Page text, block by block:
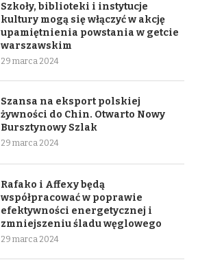
Szkoły, biblioteki i instytucje
kultury mogą się włączyć w akcję
upamiętnienia powstania w getcie
warszawskim
29 marca 2024
Szansa na eksport polskiej
żywności do Chin. Otwarto Nowy
Bursztynowy Szlak
29 marca 2024
Rafako i Affexy będą
współpracować w poprawie
efektywności energetycznej i
zmniejszeniu śladu węglowego
29 marca 2024